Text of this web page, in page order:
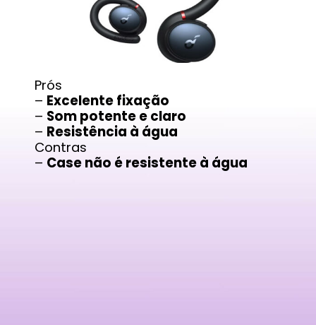
Prós
– Excelente fixação
– Som potente e claro
– Resistência à água
Contras
– Case não é resistente à água